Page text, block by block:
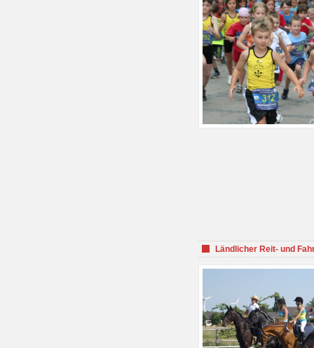
Ländlicher Reit- und